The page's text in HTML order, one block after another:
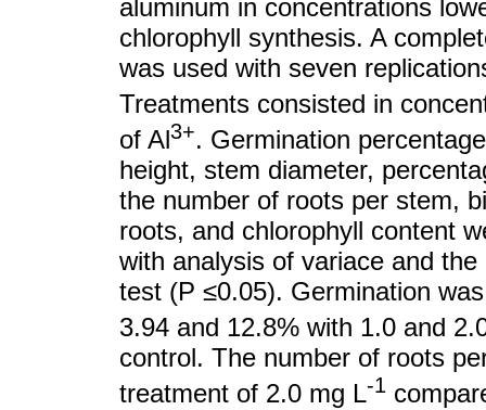
aluminum in concentrations
chlorophyll synthesis. A
was used with seven
of Al3+. Germination
height, stem diameter,
the number of roots per stem,
roots, and chlorophyll content
with analysis of variace and
test (P ≤0.05). Germination
3.94 and 12.8% with 1.0 and
control. The number of roots
treatment of 2.0 mg L-1